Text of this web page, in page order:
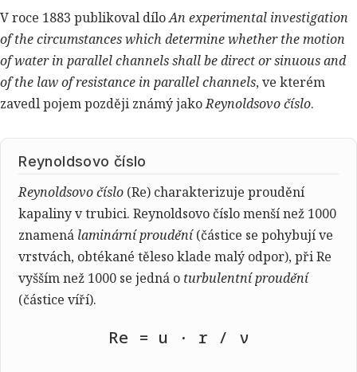
V roce 1883 publikoval díloAn experimental investigation
of the circumstances which determine whether the motion
of water in parallel channels shall be direct or sinuous and
of the law of resistance in parallel channels, ve kterém
zavedl pojem později známý jakoReynoldsovo číslo.
Reynoldsovo číslo
Reynoldsovo číslo (Re) charakterizuje proudění
kapaliny v trubici. Reynoldsovo číslo menší než 1000
znamená laminární proudění(částice se pohybují ve
vrstvách, obtékané těleso klade malý odpor), při Re
vyšším než 1000 se jedná o turbulentní proudění
(částice víří).
Re = u · r / ν